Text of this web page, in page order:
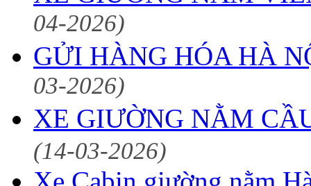
04-2026)
GỬI HÀNG HÓA HÀ
03-2026)
XE GIƯỜNG NẰM
(14-03-2026)